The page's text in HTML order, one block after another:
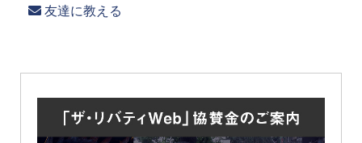
友達に教える